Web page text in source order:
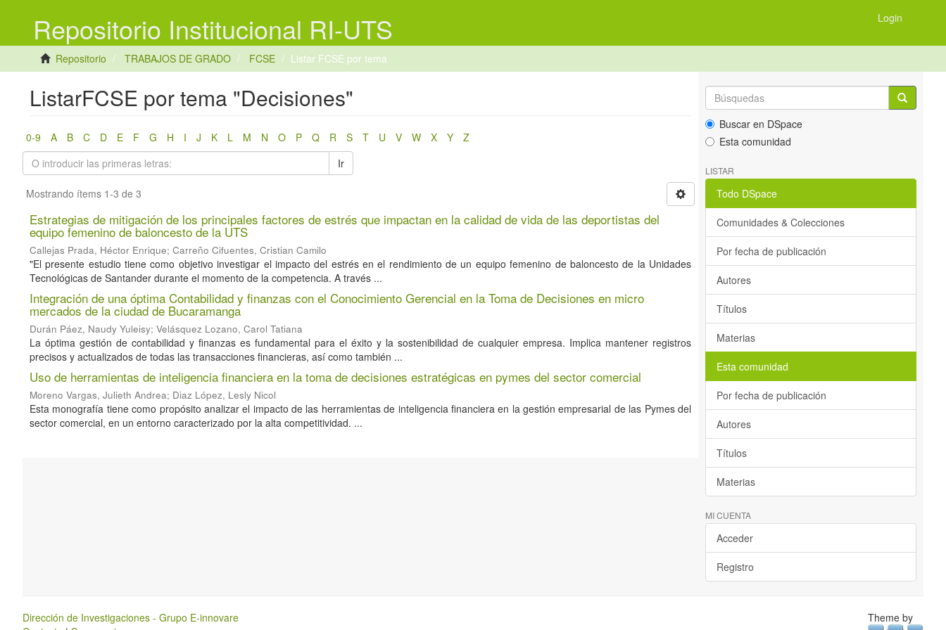
Repositorio Institucional RI-UTS Login
Repositorio TRABAJOS DE GRADO FCSE Listar FCSE por tema
ListarFCSE por tema "Decisiones"
0-9 A B C D E F G H I J K L M N O P Q R S T U V W X Y
Z
Ir
Mostrando ítems 1-3 de 3
Estrategias de mitigación de los principales factores de estrés que impactan en la calidad de vida de las deportistas del
equipo femenino de baloncesto de la UTS
Callejas Prada, Héctor Enrique; Carreño Cifuentes, Cristian Camilo
"El presente estudio tiene como objetivo investigar el impacto del estrés en el rendimiento de un equipo femenino de baloncesto de la Unidades
Tecnológicas de Santander durante el momento de la competencia. A través ...
Integración de una óptima Contabilidad y finanzas con el Conocimiento Gerencial en la Toma de Decisiones en micro
mercados de la ciudad de Bucaramanga
Durán Páez, Naudy Yuleisy; Velásquez Lozano, Carol Tatiana
La óptima gestión de contabilidad y finanzas es fundamental para el éxito y la sostenibilidad de cualquier empresa. Implica mantener registros
precisos y actualizados de todas las transacciones financieras, así como también ...
Uso de herramientas de inteligencia financiera en la toma de decisiones estratégicas en pymes del sector comercial
Moreno Vargas, Julieth Andrea; Diaz López, Lesly Nicol
Esta monografía tiene como propósito analizar el impacto de las herramientas de inteligencia financiera en la gestión empresarial de las Pymes del
sector comercial, en un entorno caracterizado por la alta competitividad. ...
Buscar en DSpace
Esta comunidad
LISTAR
Todo DSpace
Comunidades & Colecciones
Por fecha de publicación
Autores
Títulos
Materias
Esta comunidad
Por fecha de publicación
Autores
Títulos
Materias
MI CUENTA
Acceder
Registro
Dirección de Investigaciones - Grupo E-innovare
Theme by